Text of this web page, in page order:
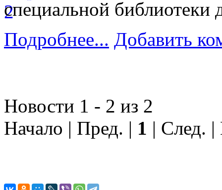
специальной библиотеки
Подробнее... Добавить
Новости 1 - 2 из 2
Начало | Пред. | 1 | След.